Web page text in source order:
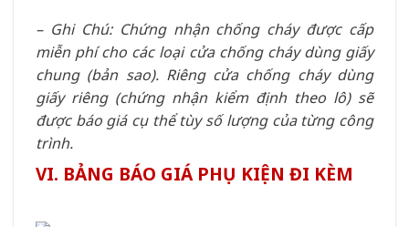
– Ghi Chú: Chứng nhận chống cháy được cấp
miễn phí cho các loại cửa chống cháy dùng giấy
chung (bản sao). Riêng cửa chống cháy dùng
giấy riêng (chứng nhận kiểm định theo lô) sẽ
được báo giá cụ thể tùy số lượng của từng công
trình.
VI. BẢNG BÁO GIÁ PHỤ KIỆN ĐI KÈM